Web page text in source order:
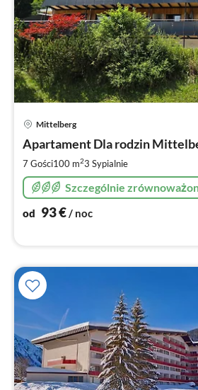
Mittelberg
Apartament Dla rodzin
7 Gości100 m23 Sypialnie
Szczególnie
od 93€/ noc